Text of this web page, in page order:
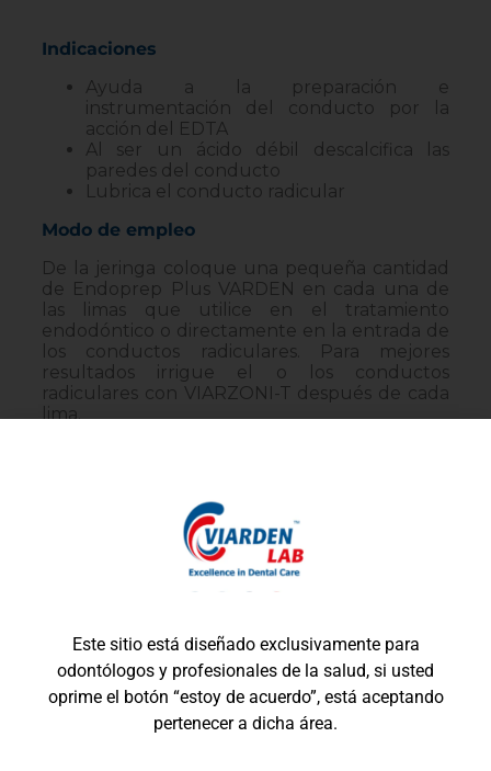
Indicaciones
Ayuda a la preparación e
instrumentación del conducto por la
acción del EDTA
Al ser un ácido débil descalcifica las
paredes del conducto
Lubrica el conducto radicular
Modo de empleo
De la jeringa coloque una pequeña cantidad
de Endoprep Plus VARDEN en cada una de
las limas que utilice en el tratamiento
endodóntico o directamente en la entrada de
los conductos radiculares. Para mejores
resultados irrigue el o los conductos
radiculares con VIARZONI-T después de cada
lima.
DÓNDE COMPRAR
Productos relacionados
Este sitio está diseñado exclusivamente para
odontólogos y profesionales de la salud, si usted
oprime el botón “estoy de acuerdo”, está aceptando
pertenecer a dicha área.